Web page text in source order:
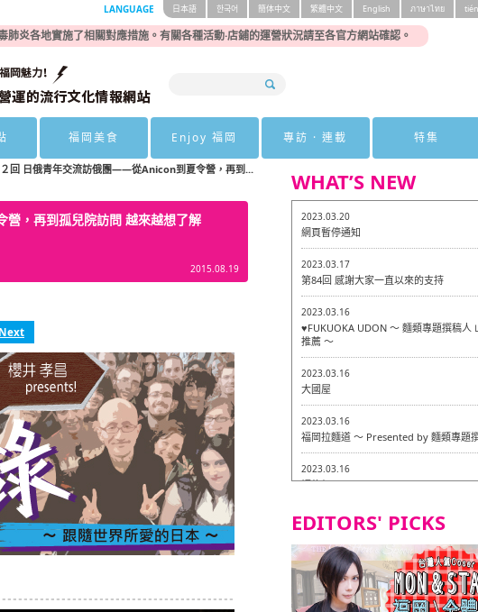
肺炎各地實施了相關對應措施。有關各種活動·店鋪的運營狀況請至各官方網站確認。
LANGUAGE 日本語 한국어 簡体中文 繁體中文 English ภาษาไทย
福岡美食 Enjoy 福岡 專訪 · 連載 特集
回 日俄青年交流訪俄團——從Anicon到夏令營，再到...
，再到孤兒院訪問 越來越想了解
2015.08.19
Next
WHAT’S NEW
2023.03.20
網頁暫停通知
2023.03.17
第84回 感謝大家一直以來的支持
2023.03.16
♥FUKUOKA UDON ～ 麵類專題撰稿人
推薦 ～
2023.03.16
大國屋
2023.03.16
福岡拉麵道 〜 Presented by 麵類專題
2023.03.16
福龍軒
2023.03.07
Isogiyokarazu 博多總店 〜 嚴格素食主
的試吃之旅 in 福岡市！ 〜
2023.03.07
嚴格素食主義・素食主義者的菜單試的
EDITORS' PICKS